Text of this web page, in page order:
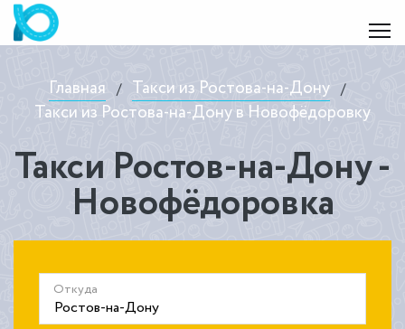
Главная / Такси из Ростова-на-Дону /
Такси из Ростова-на-Дону в Новофёдоровку
Такси Ростов-на-Дону -
Новофёдоровка
Откуда